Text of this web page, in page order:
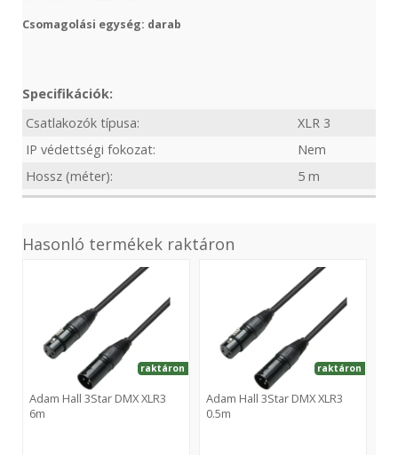
Csomagolási egység: darab
Specifikációk:
Csatlakozók típusa:
XLR 3
IP védettségi fokozat:
Nem
Hossz (méter):
5 m
Hasonló termékek raktáron
Adam Hall 3Star DMX XLR3
6m
raktáron
Adam Hall 3Star DMX XLR3
0.5m
raktáron